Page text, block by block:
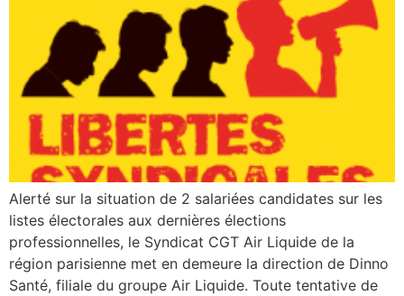
Alerté sur la situation de 2 salariées candidates sur les
listes électorales aux dernières élections
professionnelles, le Syndicat CGT Air Liquide de la
région parisienne met en demeure la direction de Dinno
Santé, filiale du groupe Air Liquide. Toute tentative de